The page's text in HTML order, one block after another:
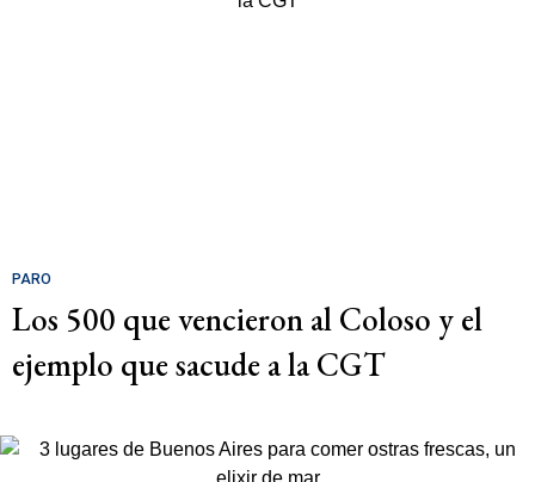
PARO
Los 500 que vencieron al Coloso y el
ejemplo que sacude a la CGT